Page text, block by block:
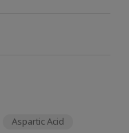
Aspartic Acid